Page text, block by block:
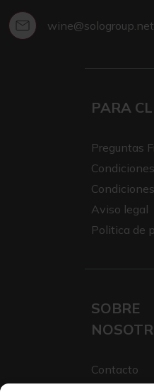
wine@sologroup.net
PARA
Preguntas
Aviso legal
Politica de
SOBRE
Contacto